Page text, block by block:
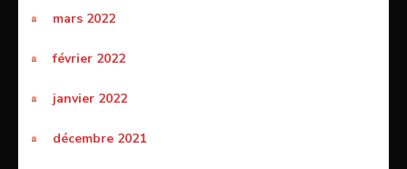
mars 2022
février 2022
janvier 2022
décembre 2021